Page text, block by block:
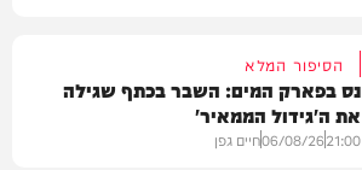
הסיפור המלא
נס בפארק המים: השבר בכתף שגילה
את ה'גידול הממאיר'
21:00
06/08/26חיים גפן